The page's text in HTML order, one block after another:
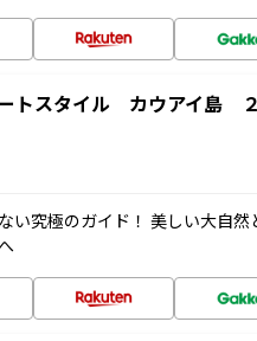
スタイル カウアイ島 ２
い究極のガイド！ 美しい大自